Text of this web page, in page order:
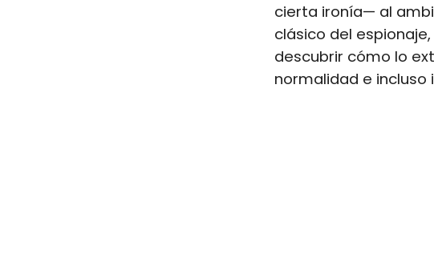
cierta ironía— al
clásico del
descubrir cómo lo
normalidad e